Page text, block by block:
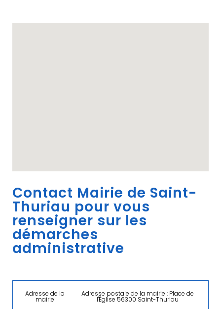
Contact Mairie de Saint-
Thuriau pour vous
renseigner sur les
démarches
administrative
Adresse de la
mairie
Adresse postale de la mairie : Place de
l'Église 56300 Saint-Thuriau